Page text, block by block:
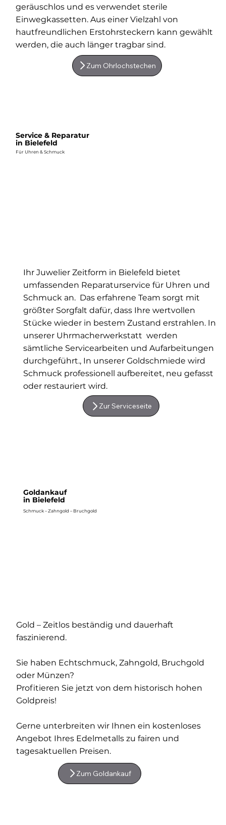
geräuschlos und es verwendet sterile
Einwegkassetten. Aus einer Vielzahl von
hautfreundlichen Erstohrsteckern kann gewählt
werden, die auch länger tragbar sind.
Zum Ohrlochstechen
Service & Reparatur
in Bielefeld
Für Uhren & Schmuck
Ihr Juwelier Zeitform in Bielefeld bietet
umfassenden Reparaturservice für Uhren und
Schmuck an. Das erfahrene Team sorgt mit
größter Sorgfalt dafür, dass Ihre wertvollen
Stücke wieder in bestem Zustand erstrahlen. In
unserer Uhrmacherwerkstatt werden
sämtliche Servicearbeiten und Aufarbeitungen
durchgeführt., In unserer Goldschmiede wird
Schmuck professionell aufbereitet, neu gefasst
oder restauriert wird.
Zur Serviceseite
Goldankauf
in Bielefeld
Schmuck – Zahngold – Bruchgold
Gold – Zeitlos beständig und dauerhaft
faszinierend.
Sie haben Echtschmuck, Zahngold, Bruchgold
oder Münzen?
Profitieren Sie jetzt von dem historisch hohen
Goldpreis!
Gerne unterbreiten wir Ihnen ein kostenloses
Angebot Ihres Edelmetalls zu fairen und
tagesaktuellen Preisen.
Zum Goldankauf